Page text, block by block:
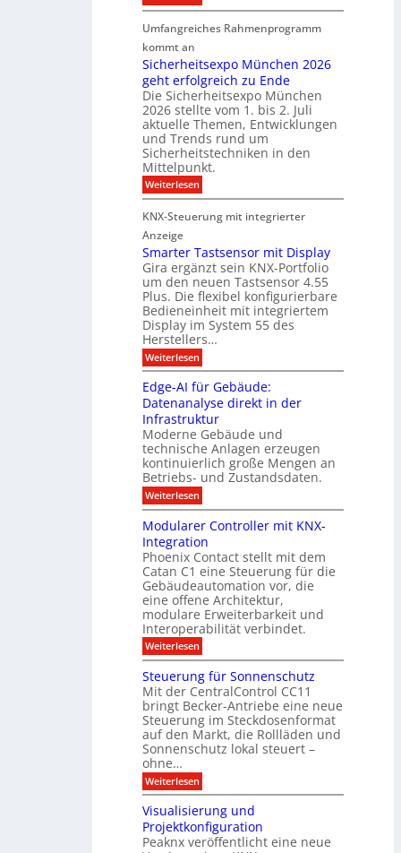
n
M
r
k
e
p
n
e
r
b
e
i
M
D
c
h
n
o
l
o
g
e
s
B
r
n
d
f
r
ü
h
e
s
t
e
k
e
n
n
u
n
g
m
i
t
A
n
s
a
g
r
a
u
c
h
m
e
l
d
e
r
n
D
o
m
a
k
a
b
a
e
r
ö
f
n
e
t
n
e
u
e
s
A
u
s
b
i
l
d
u
n
g
s
z
e
n
t
r
u
m
Umfangreiches Rahmenprogramm
kommt an
Sicherheitsexpo München 2026
geht erfolgreich zu Ende
Die Sicherheitsexpo München
2026 stellte vom 1. bis 2. Juli
aktuelle Themen, Entwicklungen
und Trends rund um
Sicherheitstechniken in den
Mittelpunkt.
Weiterlesen:
S
c
e
r
h
e
i
t
s
e
x
p
o
M
ü
n
c
h
e
n
2
0
2
6
g
e
h
t
e
r
f
o
l
g
r
e
i
c
h
z
u
E
n
e
KNX-Steuerung mit integrierter
Anzeige
Smarter Tastsensor mit Display
Gira ergänzt sein KNX-Portfolio
um den neuen Tastsensor 4.55
Plus. Die flexibel konfigurierbare
Bedieneinheit mit integriertem
Display im System 55 des
Herstellers…
Weiterlesen:
S
m
a
r
t
e
r
T
a
s
t
s
n
s
o
r
m
i
t
D
i
s
p
a
y
Edge-AI für Gebäude:
Datenanalyse direkt in der
Infrastruktur
Moderne Gebäude und
technische Anlagen erzeugen
kontinuierlich große Mengen an
Betriebs- und Zustandsdaten.
Weiterlesen:
E
g
e
-
A
I
f
ü
r
G
e
b
u
d
e
:
D
a
t
e
n
a
n
l
y
Modularer Controller mit KNX-
Integration
Phoenix Contact stellt mit dem
Catan C1 eine Steuerung für die
Gebäudeautomation vor, die
eine offene Architektur,
modulare Erweiterbarkeit und
Interoperabilität verbindet.
Weiterlesen:
M
d
u
l
a
r
e
r
C
o
n
t
o
l
Steuerung für Sonnenschutz
Mit der CentralControl CC11
bringt Becker-Antriebe eine neue
Steuerung im Steckdosenformat
auf den Markt, die Rollläden und
Sonnenschutz lokal steuert –
ohne…
Weiterlesen:
S
e
u
e
Visualisierung und
Projektkonfiguration
Peaknx veröffentlicht eine neue